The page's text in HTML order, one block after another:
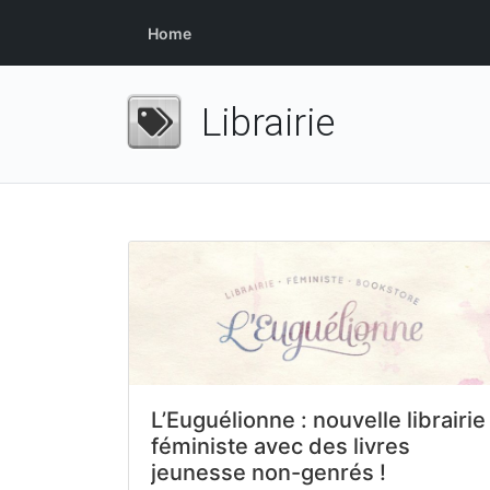
Home
Librairie
L’Euguélionne : nouvelle librairie
féministe avec des livres
jeunesse non-genrés !